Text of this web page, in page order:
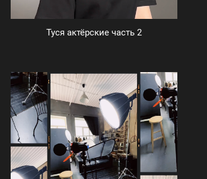
Туся актёрские часть 2